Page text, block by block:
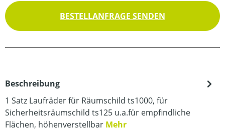
BESTELLANFRAGE SENDEN
Beschreibung
1 Satz Laufräder für Räumschild ts1000, für
Sicherheitsräumschild ts125 u.a.für empfindliche
Flächen, höhenverstellbar Mehr